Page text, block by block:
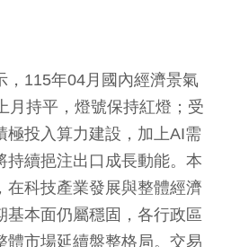
，115年04月國內經濟景氣
月持平，燈號保持紅燈；受
極投入算力建設，加上AI需
持續挹注出口成長動能。本
在科技產業發展與整體經濟
基本面仍屬穩固，各行政區
體市場延續盤整格局。交易